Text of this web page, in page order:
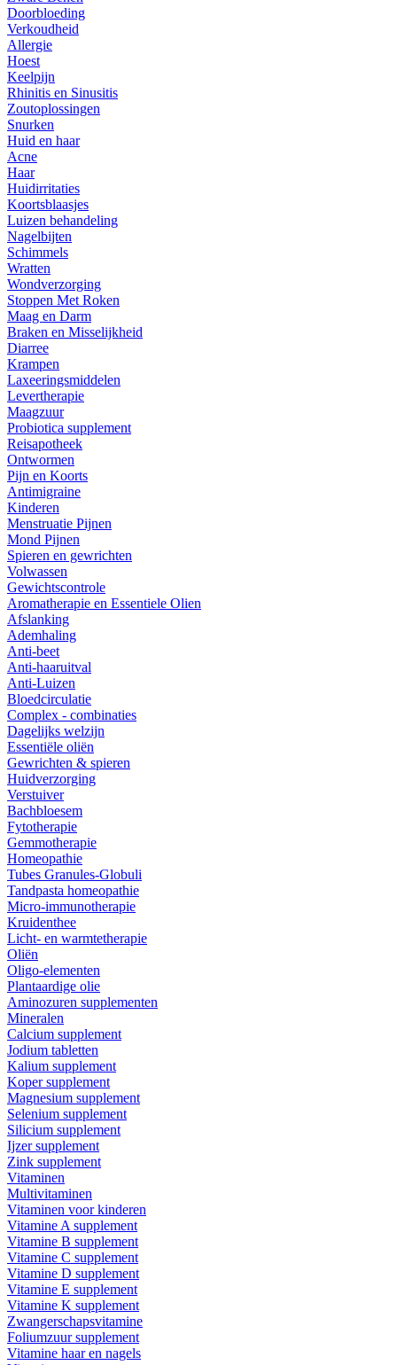
Doorbloeding
Verkoudheid
Allergie
Hoest
Keelpijn
Rhinitis en Sinusitis
Zoutoplossingen
Snurken
Huid en haar
Acne
Haar
Huidirritaties
Koortsblaasjes
Luizen behandeling
Nagelbijten
Schimmels
Wratten
Wondverzorging
Stoppen Met Roken
Maag en Darm
Braken en Misselijkheid
Diarree
Krampen
Laxeeringsmiddelen
Levertherapie
Maagzuur
Probiotica supplement
Reisapotheek
Ontwormen
Pijn en Koorts
Antimigraine
Kinderen
Menstruatie Pijnen
Mond Pijnen
Spieren en gewrichten
Volwassen
Gewichtscontrole
Aromatherapie en Essentiele Olien
Afslanking
Ademhaling
Anti-beet
Anti-haaruitval
Anti-Luizen
Bloedcirculatie
Complex - combinaties
Dagelijks welzijn
Essentiële oliën
Gewrichten & spieren
Huidverzorging
Verstuiver
Bachbloesem
Fytotherapie
Gemmotherapie
Homeopathie
Tubes Granules-Globuli
Tandpasta homeopathie
Micro-immunotherapie
Kruidenthee
Licht- en warmtetherapie
Oliën
Oligo-elementen
Plantaardige olie
Aminozuren supplementen
Mineralen
Calcium supplement
Jodium tabletten
Kalium supplement
Koper supplement
Magnesium supplement
Selenium supplement
Silicium supplement
Ijzer supplement
Zink supplement
Vitaminen
Multivitaminen
Vitaminen voor kinderen
Vitamine A supplement
Vitamine B supplement
Vitamine C supplement
Vitamine D supplement
Vitamine E supplement
Vitamine K supplement
Zwangerschapsvitamine
Foliumzuur supplement
Vitamine haar en nagels